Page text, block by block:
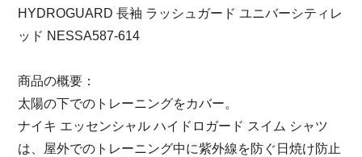
HYDROGUARD 長袖 ラッシュガード ユニバーシティレ
ッド NESSA587-614
商品の概要：
太陽の下でのトレーニングをカバー。
ナイキ エッセンシャル ハイドロガード スイム シャツ
は、屋外でのトレーニング中に紫外線を防ぐ日焼け防止